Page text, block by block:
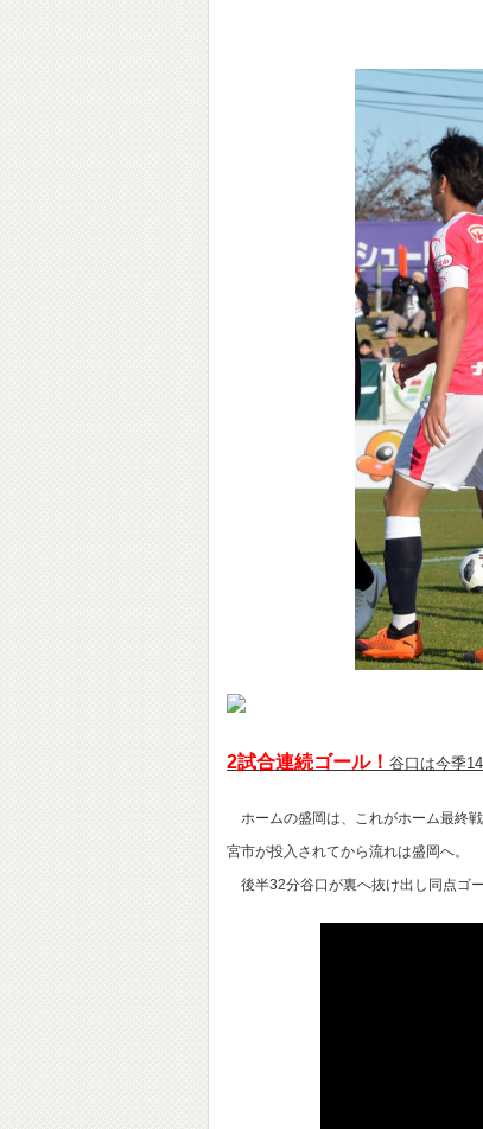
2試合連続ゴール！ 谷口は今季
ホームの盛岡は、これがホーム最終
宮市が投入されてから流れは盛岡へ。
後半32分谷口が裏へ抜け出し同点ゴ